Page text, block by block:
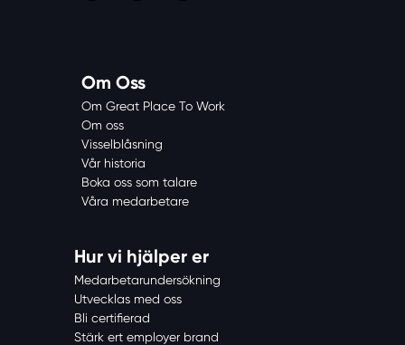
Om Oss
Om Great Place To Work
Om oss
Visselblåsning
Vår historia
Boka oss som talare
Våra medarbetare
Hur vi hjälper er
Medarbetarundersökning
Utvecklas med oss
Bli certifierad
Stärk ert employer brand